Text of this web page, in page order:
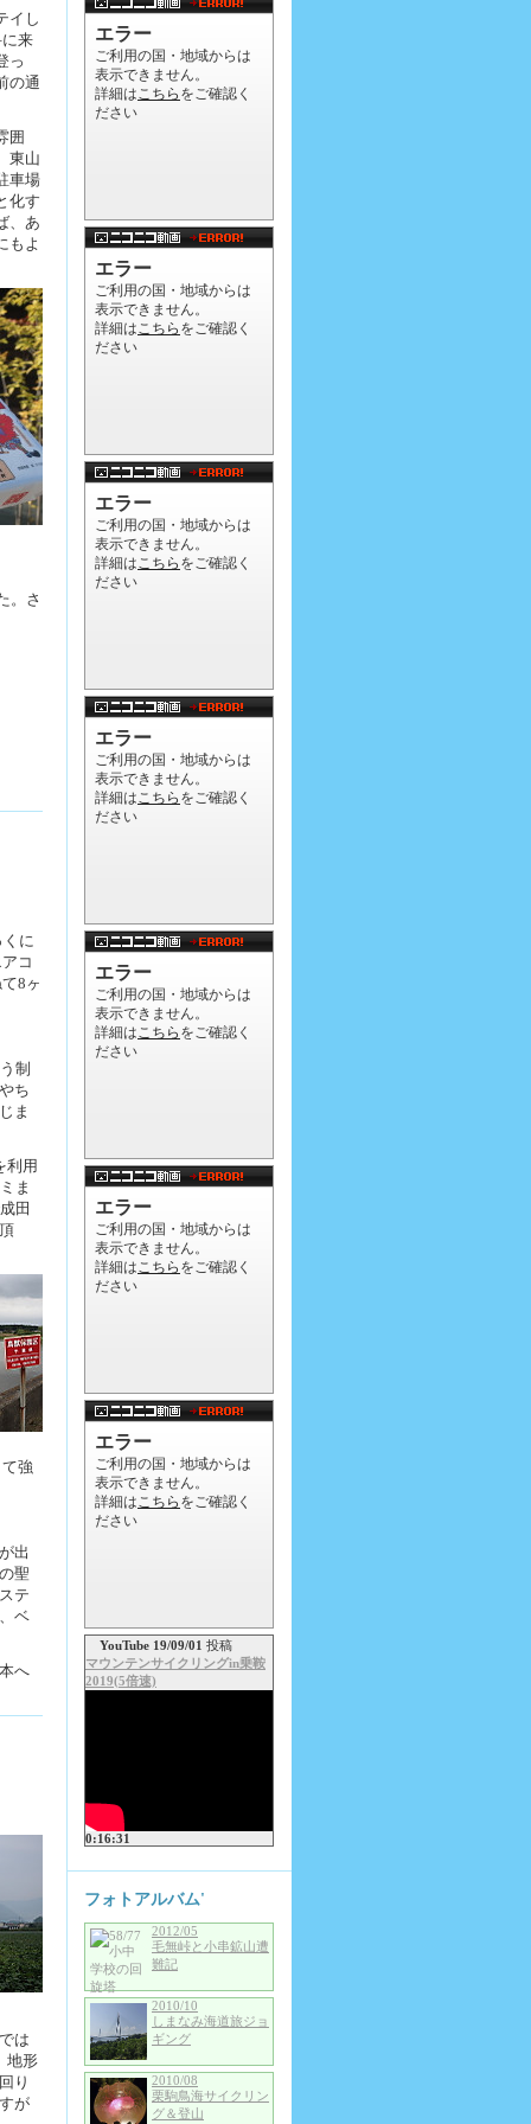
イし
来
っ
の通
囲
東山
車場
化す
、あ
もよ
。さ
に
コ
8ヶ
制
ち
ま
利用
ま
田
強
出
聖
テ
ベ
へ
は
地形
り
が
YouTube 19/09/01 投稿
マウンテンサイクリングin乗鞍
2019(5倍速)
0:16:31
フォトアルバム'
2012/05
毛無峠と小串鉱山遭
難記
2010/10
しまなみ海道旅ジョ
ギング
2010/08
栗駒鳥海サイクリン
グ＆登山